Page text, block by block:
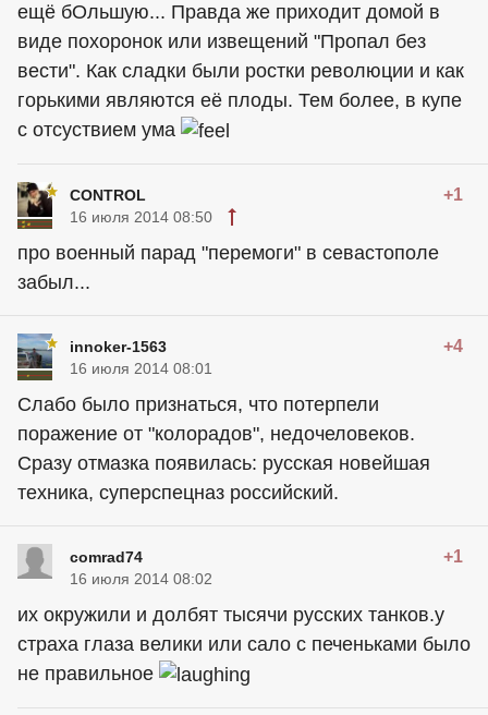
ещё бОльшую... Правда же приходит домой в
виде похоронок или извещений "Пропал без
вести". Как сладки были ростки революции и как
горькими являются её плоды. Тем более, в купе
с отсуствием ума
CONTROL +1
16 июля 2014 08:50
про военный парад "перемоги" в севастополе
забыл...
innoker-1563 +4
16 июля 2014 08:01
Слабо было признаться, что потерпели
поражение от "колорадов", недочеловеков.
Сразу отмазка появилась: русская новейшая
техника, суперспецназ российский.
comrad74 +1
16 июля 2014 08:02
их окружили и долбят тысячи русских танков.у
страха глаза велики или сало с печеньками было
не правильное